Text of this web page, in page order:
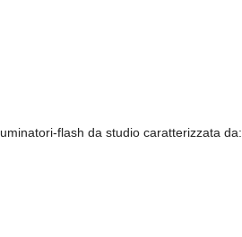
flash da studio caratterizzata da: